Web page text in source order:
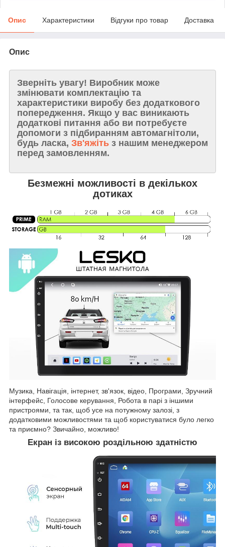
Опис Характеристики Відгуки про товар Доставка
Опис
Зверніть увагу! Виробник може
змінювати комплектацію та
характеристики виробу без додаткового
попередження. Якщо у вас виникають
додаткові питання або ви потребуєте
допомоги з підбиранням автомагнітоли,
будь ласка, Зв'яжіть з нашим менеджером
перед замовленням.
Безмежні можливості в декількох
дотиках
Музика, Навігація, інтернет, зв'язок, відео, Програми, Зручний
інтерфейс, Голосове керування, Робота в парі з іншими
пристроями, та так, щоб усе на потужному залозі, з
додатковими можливостями та щоб користуватися було легко
та приємно? Звичайно, можливо!
Екран із високою роздільною здатністю